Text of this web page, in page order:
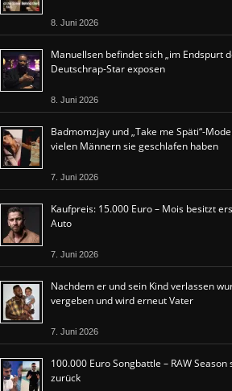
8. Juni 2026
Manuellsen befindet sich „im Endspurt
Deutschrap-Star exposen
8. Juni 2026
Badmomzjay und „Take me Späti“-
vielen Männern sie geschlafen haben
7. Juni 2026
Kaufpreis: 15.000 Euro – Mois besitzt
Auto
7. Juni 2026
Nachdem er und sein Kind verlassen
vergeben und wird erneut Vater
7. Juni 2026
100.000 Euro Songbattle – RAW
zurück